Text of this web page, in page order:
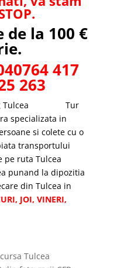
de la 100 €
417
263
Tur
specializata in
si colete cu o
transportului
pe ruta Tulcea
punand la dipozitia
din Tulcea in
JOI, VINERI,
Tulcea